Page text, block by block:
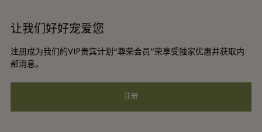
工作机会
下载应用程序
礼品卡
常见问题
会员条款与条件
Privacy notice
让我们好好宠爱您
注册成为我们的VIP贵宾计划“尊荣会员”荣享受独家优惠并获取内
部消息。
注册